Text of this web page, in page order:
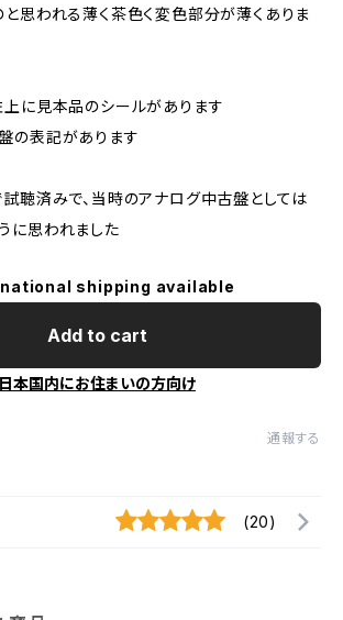
思われる薄く茶色く変色部分が薄くありま
上に見本品のシールがあります
の表記があります
試聴済みで、当時のアナログ中古盤としては
に思われました
shipping available
Add to cart
日本国内にお住まいの方向け
通報する
(20)